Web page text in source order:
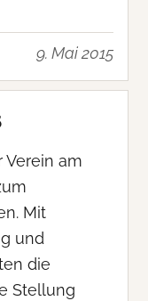
9. Mai 2015
Verein am
Mit
und
die
Stellung